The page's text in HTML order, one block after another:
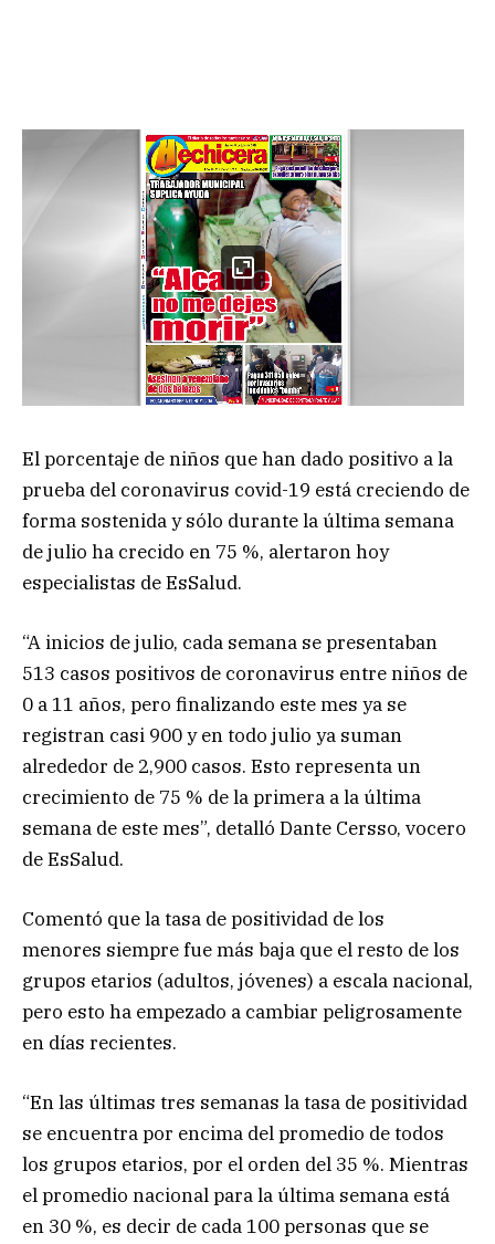
El porcentaje de niños que han dado positivo a la
prueba del coronavirus covid-19 está creciendo de
forma sostenida y sólo durante la última semana
de julio ha crecido en 75 %, alertaron hoy
especialistas de EsSalud.
“A inicios de julio, cada semana se presentaban
513 casos positivos de coronavirus entre niños de
0 a 11 años, pero finalizando este mes ya se
registran casi 900 y en todo julio ya suman
alrededor de 2,900 casos. Esto representa un
crecimiento de 75 % de la primera a la última
semana de este mes”, detalló Dante Cersso, vocero
de EsSalud.
Comentó que la tasa de positividad de los
menores siempre fue más baja que el resto de los
grupos etarios (adultos, jóvenes) a escala nacional,
pero esto ha empezado a cambiar peligrosamente
en días recientes.
“En las últimas tres semanas la tasa de positividad
se encuentra por encima del promedio de todos
los grupos etarios, por el orden del 35 %. Mientras
el promedio nacional para la última semana está
en 30 %, es decir de cada 100 personas que se